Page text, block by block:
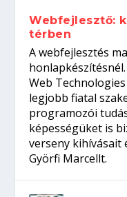
Webfejlesztő:
térben
A webfejlesztés
Web
legjobb fiatal
programozói
képességüket is
verseny kihívásait
Györfi Marcellt.